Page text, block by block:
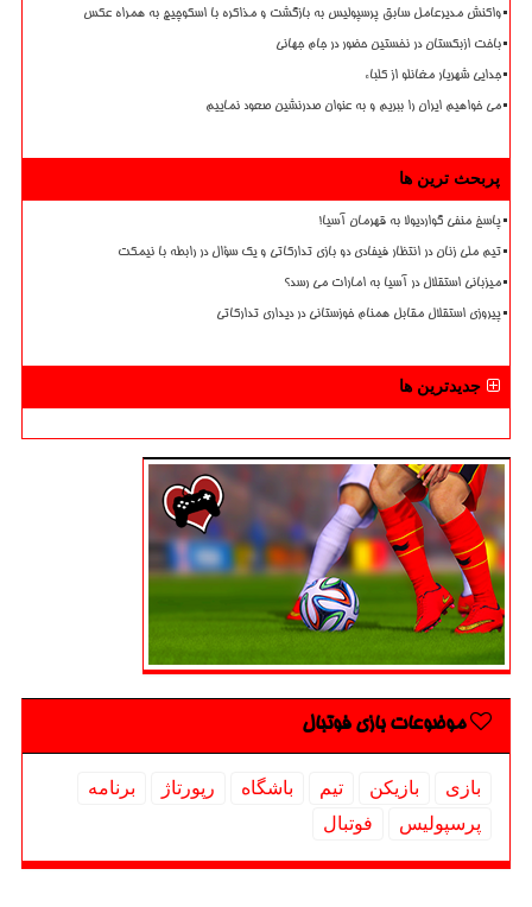
واکنش مدیرعامل سابق پرسپولیس به بازگشت و مذاکره با اسکوچیچ به همراه عکس
باخت ازبکستان در نخستین حضور در جام جهانی
جدایی شهریار مغانلو از کلباء
می خواهیم ایران را ببریم و به عنوان صدرنشین صعود نماییم
پربحث ترین ها
پاسخ منفی گواردیولا به قهرمان آسیا!
تیم ملی زنان در انتظار فیفادی دو بازی تدارکاتی و یک سؤال در رابطه با نیمکت
میزبانی استقلال در آسیا به امارات می رسد؟
پیروزی استقلال مقابل همنام خوزستانی در دیداری تدارکاتی
جدیدترین ها
موضوعات بازی فوتبال
بازی بازیكن تیم باشگاه رپورتاژ
برنامه
پرسپولیس
فوتبال